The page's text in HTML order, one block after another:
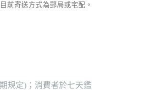
前寄送方式為郵局或宅配。
規定)；消費者於七天鑑